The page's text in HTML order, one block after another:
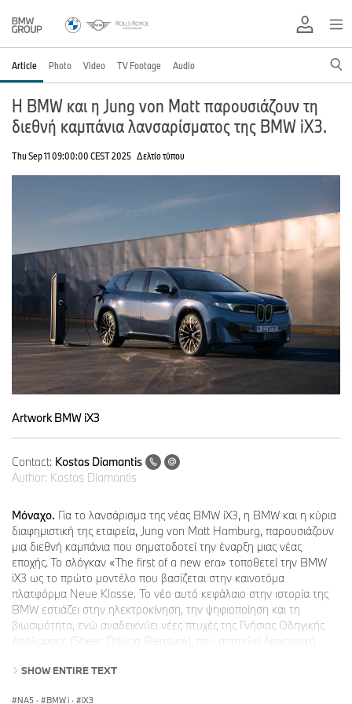
Article Photo Video TV Footage Audio
Η BMW και η Jung von Matt παρουσιάζουν τη
διεθνή καμπάνια λανσαρίσματος της BMW iX3.
Thu Sep 11 09:00:00 CEST 2025 Δελτίο τύπου
Artwork BMW iX3
Contact: Kostas Diamantis
Author: Kostas Diamantis
Μόναχο. Για το λανσάρισμα της νέας BMW iX3, η BMW και η κύρια
διαφημιστική της εταιρεία, Jung von Matt Hamburg, παρουσιάζουν
μια διεθνή καμπάνια που σηματοδοτεί την έναρξη μιας νέας
εποχής. Το σλόγκαν «The first of a new era» τοποθετεί την BMW
iX3 ως το πρώτο μοντέλο που βασίζεται στην καινοτόμα
πλατφόρμα Neue Klasse. Το νέο αυτό κεφάλαιο στην ιστορία της
BMW εστιάζει στην ηλεκτροκίνηση, την ψηφιοποίηση και τη
βιωσιμότητα, ενώ αναδεικνύει νέες πτυχές της Γνήσιας Οδηγικής
Απόλαυσης (Sheer Driving Pleasure), που αποτελεί διαχρονικό
SHOW ENTIRE TEXT
NA5 · BMW i · iX3